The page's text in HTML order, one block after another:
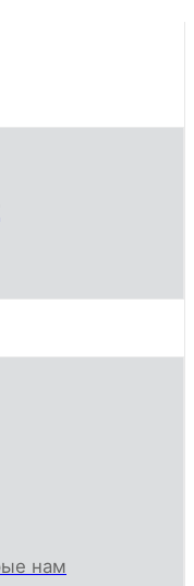
нам